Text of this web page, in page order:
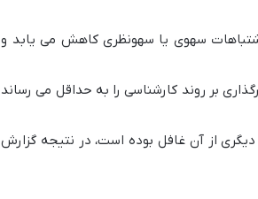
سهوی یا سهونظری کاهش می یابد و
بر روند کارشناسی را به حداقل می رساند
از آن غافل بوده است، در نتیجه گزارش